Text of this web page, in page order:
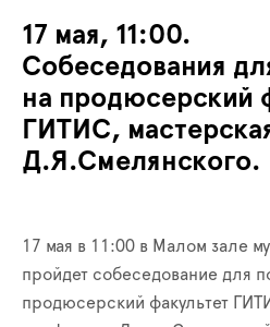
17 мая, 11:00.
Собеседования
на продюсерский
ГИТИС,
Д.Я.Смелянского.
17 мая в 11:00 в Малом зале
пройдет собеседование для
продюсерский факультет